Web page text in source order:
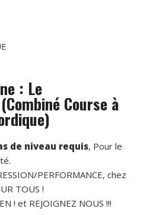
: Le
Course à
de niveau requis, Pour le
PERFORMANCE, chez
TOUS !
! et REJOIGNEZ NOUS !!!